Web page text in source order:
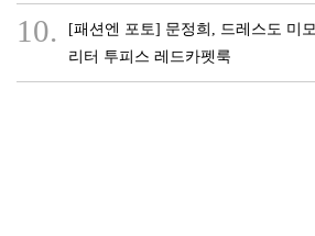
10.
[패션엔 포토] 문정희, 드레스도 미
리터 투피스 레드카펫룩